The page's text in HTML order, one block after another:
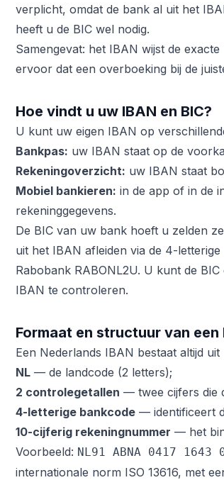
verplicht, omdat de bank al uit het
heeft u de BIC wel nodig.
Samengevat: het IBAN wijst de
ervoor dat een overboeking bij de
Hoe vindt u uw IBAN en BIC?
U kunt uw eigen IBAN op
Bankpas: uw IBAN staat op de
Rekeningoverzicht: uw IBAN staat
Mobiel bankieren: in de app of in de
rekeninggegevens.
De BIC van uw bank hoeft u zelden
uit het IBAN afleiden via de 4-
Rabobank RABONL2U. U kunt de
IBAN te controleren.
Formaat en structuur van een
Een Nederlands IBAN bestaat altijd
NL — de landcode (2 letters);
2 controlegetallen — twee cijfers die
4-letterige bankcode — identificeert
10-cijferig rekeningnummer — het
Voorbeeld: NL91 ABNA 0417 1643
internationale norm ISO 13616, met